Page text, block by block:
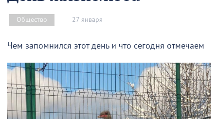
Общество 27 января
Чем запомнился этот день и что сегодня отмечаем